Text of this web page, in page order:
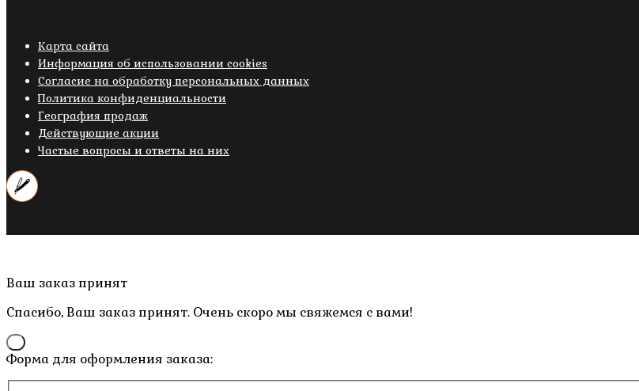
Карта сайта
Информация об использовании cookies
Cогласие на обработку персональных данных
Политика конфиденциальности
География продаж
Действующие акции
Частые вопросы и ответы на них
Пролистать
Ваш заказ принят
Спасибо, Ваш заказ принят. Очень скоро мы свяжемся с вами!
Форма для оформления заказа: